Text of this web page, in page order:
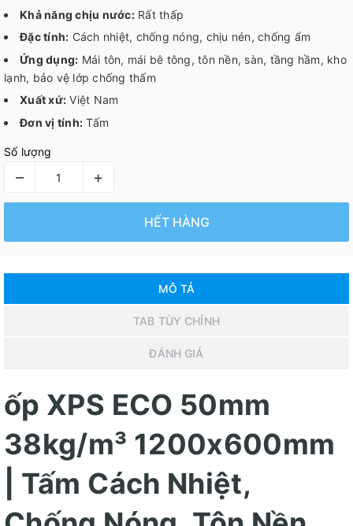
Khả năng chịu nước:Rất thấp
Đặc tính: Cách nhiệt, chống nóng, chịu nén, chống ẩm
Ứng dụng: Mái tôn, mái bê tông, tôn nền, sàn, tầng hầm, kho
lạnh, bảo vệ lớp chống thấm
Xuất xứ: Việt Nam
Đơn vị tính: Tấm
Số lượng
– +
HẾT HÀNG
MÔ TẢ
TAB TÙY CHỈNH
ĐÁNH GIÁ
ốp XPS ECO 50mm
38kg/m³ 1200x600mm
| Tấm Cách Nhiệt,